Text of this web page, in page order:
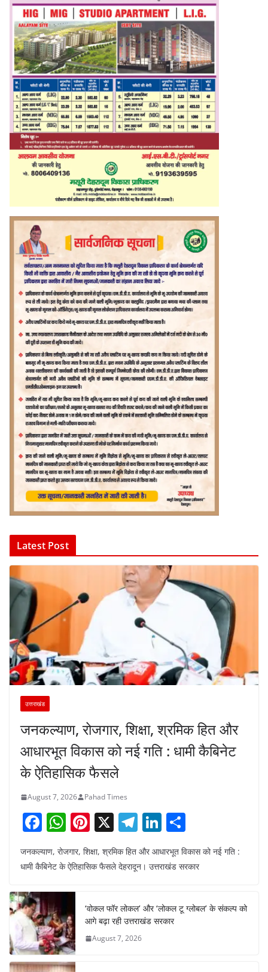
Latest Post
उत्तराखंड
जनकल्याण, रोजगार, शिक्षा, श्रमिक हित और
आधारभूत विकास को नई गति : धामी कैबिनेट
के ऐतिहासिक फैसले
August 7, 2026 Pahad Times
F
c
b
o
o
k
W
at
s
A
p
p
Pi
er
st
X T
el
e
a
m
Li
k
dI
n
h
ar
जनकल्याण, रोजगार, शिक्षा, श्रमिक हित और आधारभूत विकास को नई गति :
धामी कैबिनेट के ऐतिहासिक फैसले देहरादून। उत्तराखंड सरकार
‘वोकल फॉर लोकल’ और ‘लोकल टू ग्लोबल’ के संकल्प को
आगे बढ़ा रही उत्तराखंड सरकार
August 7, 2026